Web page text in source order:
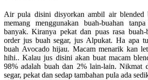
Air pula disini disyorkan ambil air blended
memang menggunakan buah-buahan
banyak. Kiranya pekat dan puas rasa buah-
order jus buah segar, jus Alpukat. Ha apa
buah Avocado hijau. Macam menarik kan
hihi.. Kalau jus disini akan buat macam
98% adalah buah dan 2% lain-lain. Nikmat
segar, pekat dan sedap tambahan pula ada